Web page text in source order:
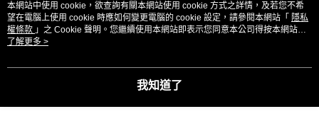
熱門標籤
本網站中使用 cookie，欲查詢有關本網站使用 cookie 方式之詳情，及若您不希
望在電腦上使用 cookie 時應如何變更電腦的 cookie 設定，請參閱本網站「 隱私
權條款 」之 Cookie 聲明。您繼續使用本網站即表示您同意本公司得按本網站使
用條款之 Cookie 聲明使用 cookie。
了解更多 >
我知道了